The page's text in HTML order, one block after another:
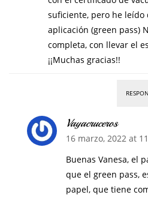
suficiente, pero he
aplicación (green pass)
completa, con llevar el
¡¡Muchas gracias!!
Vayacruceros
16 marzo, 2022 at
Buenas Vanesa, el
que el green pass,
papel, que tiene